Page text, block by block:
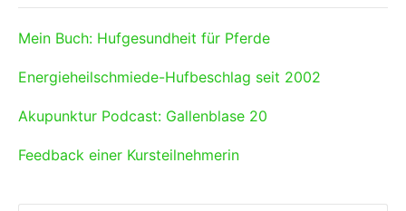
Mein Buch: Hufgesundheit für Pferde
Energieheilschmiede-Hufbeschlag seit 2002
Akupunktur Podcast: Gallenblase 20
Feedback einer Kursteilnehmerin